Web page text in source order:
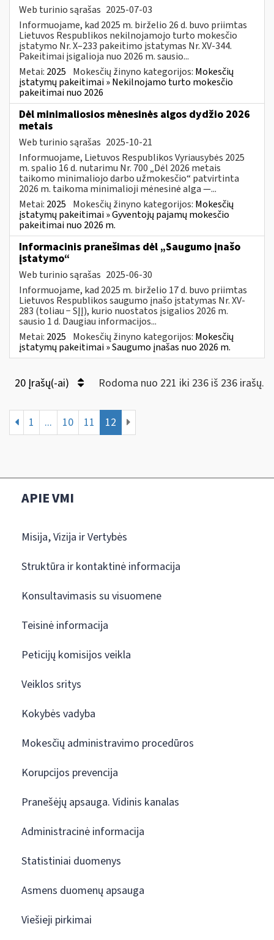
Web turinio sąrašas 2025-07-03
Informuojame, kad 2025 m. birželio 26 d. buvo priimtas
Lietuvos Respublikos nekilnojamojo turto mokesčio
įstatymo Nr. X–233 pakeitimo įstatymas Nr. XV-344.
Pakeitimai įsigalioja nuo 2026 m. sausio...
Metai: 2025 Mokesčių žinyno kategorijos: Mokesčių
įstatymų pakeitimai » Nekilnojamo turto mokesčio
pakeitimai nuo 2026
Dėl minimaliosios mėnesinės algos dydžio 2026
metais
Web turinio sąrašas 2025-10-21
Informuojame, Lietuvos Respublikos Vyriausybės 2025
m. spalio 16 d. nutarimu Nr. 700 „Dėl 2026 metais
taikomo minimaliojo darbo užmokesčio“ patvirtinta
2026 m. taikoma minimalioji mėnesinė alga —...
Metai: 2025 Mokesčių žinyno kategorijos: Mokesčių
įstatymų pakeitimai » Gyventojų pajamų mokesčio
pakeitimai nuo 2026 m.
Informacinis pranešimas dėl „Saugumo įnašo
įstatymo“
Web turinio sąrašas 2025-06-30
Informuojame, kad 2025 m. birželio 17 d. buvo priimtas
Lietuvos Respublikos saugumo įnašo įstatymas Nr. XV-
283 (toliau − SĮĮ), kurio nuostatos įsigalios 2026 m.
sausio 1 d. Daugiau informacijos...
Metai: 2025 Mokesčių žinyno kategorijos: Mokesčių
įstatymų pakeitimai » Saugumo įnašas nuo 2026 m.
20 Įrašų(-ai) Rodoma nuo 221 iki 236 iš 236 irašų.
1 ... 10 11 12
APIE VMI
Misija, Vizija ir Vertybės
Struktūra ir kontaktinė informacija
Konsultavimasis su visuomene
Teisinė informacija
Peticijų komisijos veikla
Veiklos sritys
Kokybės vadyba
Mokesčių administravimo procedūros
Korupcijos prevencija
Pranešėjų apsauga. Vidinis kanalas
Administracinė informacija
Statistiniai duomenys
Asmens duomenų apsauga
Viešieji pirkimai